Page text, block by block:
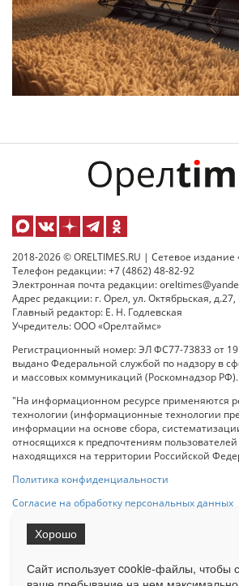
2018-2026 © ORELTIMES.RU | Сетевое
Телефон редакции: +7 (4862) 48-82-92
Электронная почта редакции:
Адрес редакции: г. Орел, ул. Октябрьская,
Главный редактор: Е. Н. Годлевская
Учредитель: ООО «Орелтаймс»
Регистрационный номер: ЭЛ ФС77-73833 от 19
выдано Федеральной службой по надзору в
и массовых коммуникаций (Роскомнадзор РФ).
"На информационном ресурсе применяются
технологии (информационные технологии
информации на основе сбора,
относящихся к предпочтениям
находящихся на территории Российской
Политика конфиденциальности
Согласие на обработку персональных данных
на Сетевое издание «ОрелТаймс» обязательна.
Сайт использует cookie-файлы, чтобы
Хорошо